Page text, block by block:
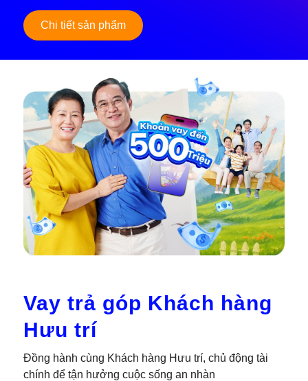
Chi tiết sản phẩm
Vay trả góp Khách hàng
Hưu trí
Đồng hành cùng Khách hàng Hưu trí, chủ động tài
chính để tận hưởng cuộc sống an nhàn